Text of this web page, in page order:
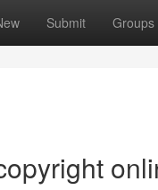
Submit Groups